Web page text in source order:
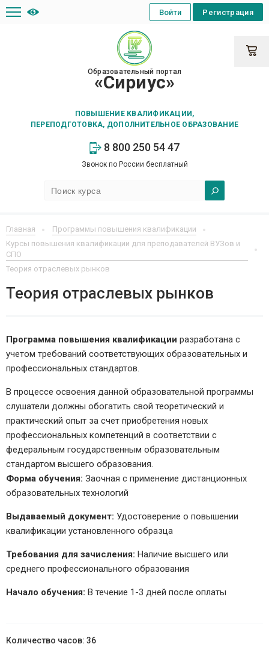
Образовательный портал
«Сириус»
ПОВЫШЕНИЕ КВАЛИФИКАЦИИ,
ПЕРЕПОДГОТОВКА, ДОПОЛНИТЕЛЬНОЕ ОБРАЗОВАНИЕ
8 800 250 54 47
Звонок по России бесплатный
Регистрация
Войти
Главная
Программы повышения квалификации
Курсы повышения квалификации для преподавателей ВУЗов и
СПО
Теория отраслевых рынков
Теория отраслевых рынков
Программа повышения квалификации разработана с
учетом требований соответствующих образовательных и
профессиональных стандартов.
В процессе освоения данной образовательной программы
слушатели должны обогатить свой теоретический и
практический опыт за счет приобретения новых
профессиональных компетенций в соответствии с
федеральным государственным образовательным
стандартом высшего образования.
Форма обучения: Заочная с применение дистанционных
образовательных технологий
Выдаваемый документ: Удостоверение о повышении
квалификации установленного образца
Требования для зачисления: Наличие высшего или
среднего профессионального образования
Начало обучения: В течение 1-3 дней после оплаты
36